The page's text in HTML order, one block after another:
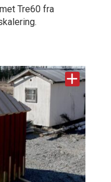
Tre60 fra